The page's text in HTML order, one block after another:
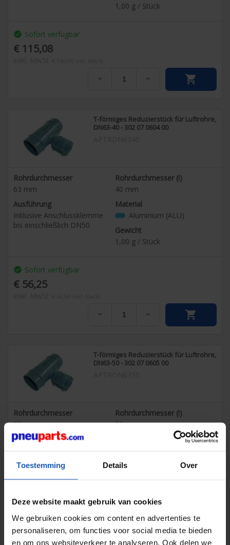
Toestemming Details Over
Deze website maakt gebruik van cookies
We gebruiken cookies om content en advertenties te
personaliseren, om functies voor social media te bieden
en om ons websiteverkeer te analyseren. Ook delen we
1,00 g / Stück
check_circle Sofort verfügbar
€ 115,08
 
T-förmiges Reduzierstück für Luftrohre,
DN63-40 - 302 07 0604 00
Rohrdurchmesser
63 mm
Rohrdurchmesser (!)
40 mm
Ausführung
Inklusive Anschlussklemme
bis einschließlich DN50
Material
Aluminium (ALU)
Gewicht
1,00 g / Stück
check_circle Sofort verfügbar
€ 56,25
 
T-förmiges Reduzierstück für Luftrohre,
DN63-50 - 302 07 0605 00
Rohrdurchmesser
63mm
Rohrdurchmesser (!)
50mm
Ausführung
bis einschließlich DN50
Gewicht
check_circle Sofort verfügbar
€ 65,75
exkl. MwSt € 78,24 inkl. MwSt.